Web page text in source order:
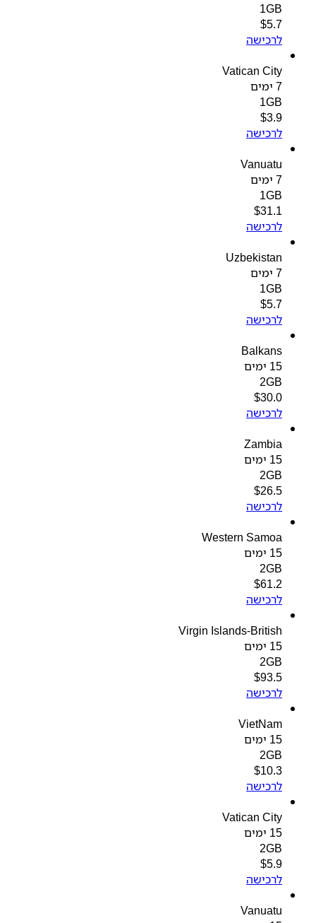
1GB
$
לרכישה
Vatican City
1GB
$
לרכישה
Vanuatu
1GB
$31.1
לרכישה
Uzbekistan
1GB
$
לרכישה
Balkans
2GB
$30.0
לרכישה
Zambia
2GB
$26.5
לרכישה
Western Samoa
2GB
$61.2
לרכישה
Virgin Islands-British
2GB
$93.5
לרכישה
VietNam
2GB
$10.3
לרכישה
Vatican City
2GB
$
לרכישה
Vanuatu